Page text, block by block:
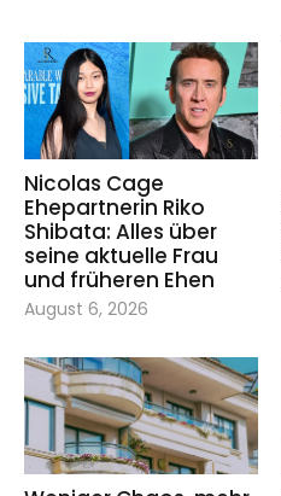
Nicolas Cage
Ehepartnerin Riko
Shibata: Alles über
seine aktuelle Frau
und früheren Ehen
August 6, 2026